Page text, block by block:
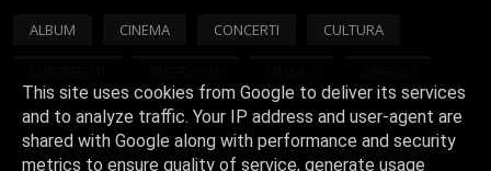
ALBUM CINEMA CONCERTI CULTURA
VIDEO
This site uses cookies from Google to deliver its services
and to analyze traffic. Your IP address and user-agent are
shared with Google along with performance and security
metrics to ensure quality of service, generate usage